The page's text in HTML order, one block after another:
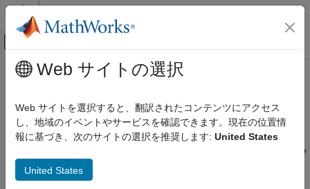
コンテンツへスキップ
オフキャンバス ナビゲーション メ
ドキュメンテーションのホーム
Computational Finance
Database Toolbox
カテゴリ
メインコンテンツ
Export Data Programmatically
Export data from MATLAB®workspace into relational database
using command line
Database Toolbox™ enables you to analyze data and export the
results. To export data from the MATLAB workspace, use these
functions to insert or update data in your database.
Web サイトの選択
Web サイトを選択すると、翻訳されたコンテンツにアクセス
し、地域のイベントやサービスを確認できます。現在の位置情
報に基づき、次のサイトの選択を推奨します: United States
United States